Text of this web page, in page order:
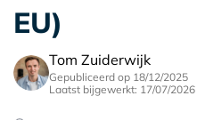
EU)
Tom Zuiderwijk
Gepubliceerd op 18/12/2025
Laatst bijgewerkt: 17/07/2026